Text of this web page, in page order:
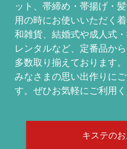
ット、帯締め・帯揚げ・
用の時にお使いいただく
和雑貨、結婚式や成人式
レンタルなど、定番品か
多数取り揃えております。
みなさまの思い出作りに
す。ぜひお気軽にご利用く
キステの